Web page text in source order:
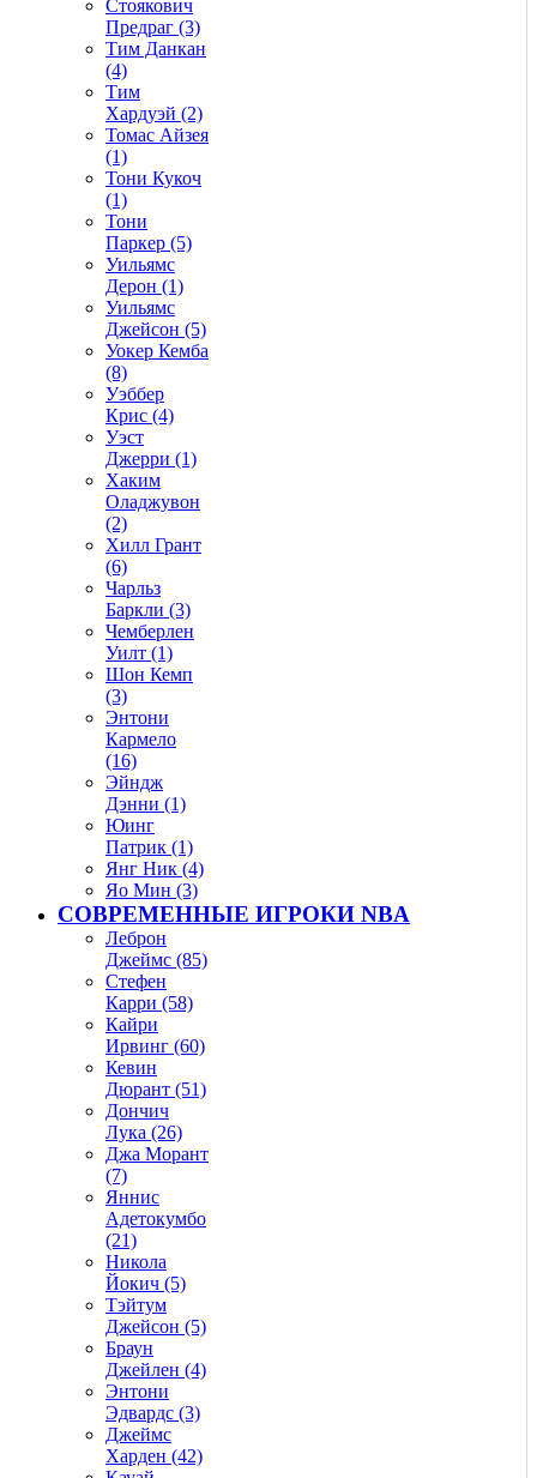
Стоякович
Предраг (3)
Тим Данкан
(4)
Тим
Хардуэй (2)
Томас Айзея
(1)
Тони Кукоч
(1)
Тони
Паркер (5)
Уильямс
Дерон (1)
Уильямс
Джейсон (5)
Уокер Кемба
(8)
Уэббер
Крис (4)
Уэст
Джерри (1)
Хаким
Оладжувон
(2)
Хилл Грант
(6)
Чарльз
Баркли (3)
Чемберлен
Уилт (1)
Шон Кемп
(3)
Энтони
Кармело
(16)
Эйндж
Дэнни (1)
Юинг
Патрик (1)
Янг Ник (4)
Яо Мин (3)
СОВРЕМЕННЫЕ ИГРОКИ NBA
Леброн
Джеймс (85)
Стефен
Карри (58)
Кайри
Ирвинг (60)
Кевин
Дюрант (51)
Дончич
Лука (26)
Джа Морант
(7)
Яннис
Адетокумбо
(21)
Никола
Йокич (5)
Тэйтум
Джейсон (5)
Браун
Джейлен (4)
Энтони
Эдвардс (3)
Джеймс
Харден (42)